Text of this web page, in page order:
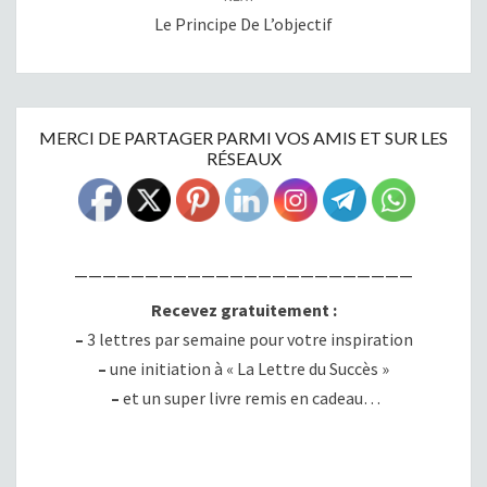
Le Principe De L’objectif
MERCI DE PARTAGER PARMI VOS AMIS ET SUR LES
RÉSEAUX
————————————————————————
Recevez gratuitement :
– 3 lettres par semaine pour votre inspiration
– une initiation à « La Lettre du Succès »
– et un super livre remis en cadeau…